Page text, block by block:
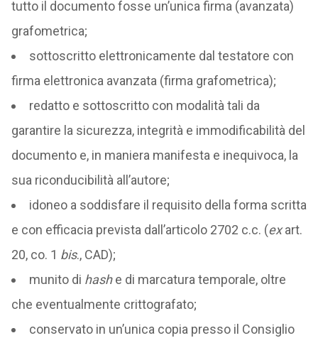
tutto il documento fosse un’unica firma (avanzata)
grafometrica;
sottoscritto elettronicamente dal testatore con
firma elettronica avanzata (firma grafometrica);
redatto e sottoscritto con modalità tali da
garantire la sicurezza, integrità e immodificabilità del
documento e, in maniera manifesta e inequivoca, la
sua riconducibilità all’autore;
idoneo a soddisfare il requisito della forma scritta
e con efficacia prevista dall’articolo 2702 c.c. (exart.
20, co. 1 bis., CAD);
munito di hashe di marcatura temporale, oltre
che eventualmente crittografato;
conservato in un’unica copia presso il Consiglio